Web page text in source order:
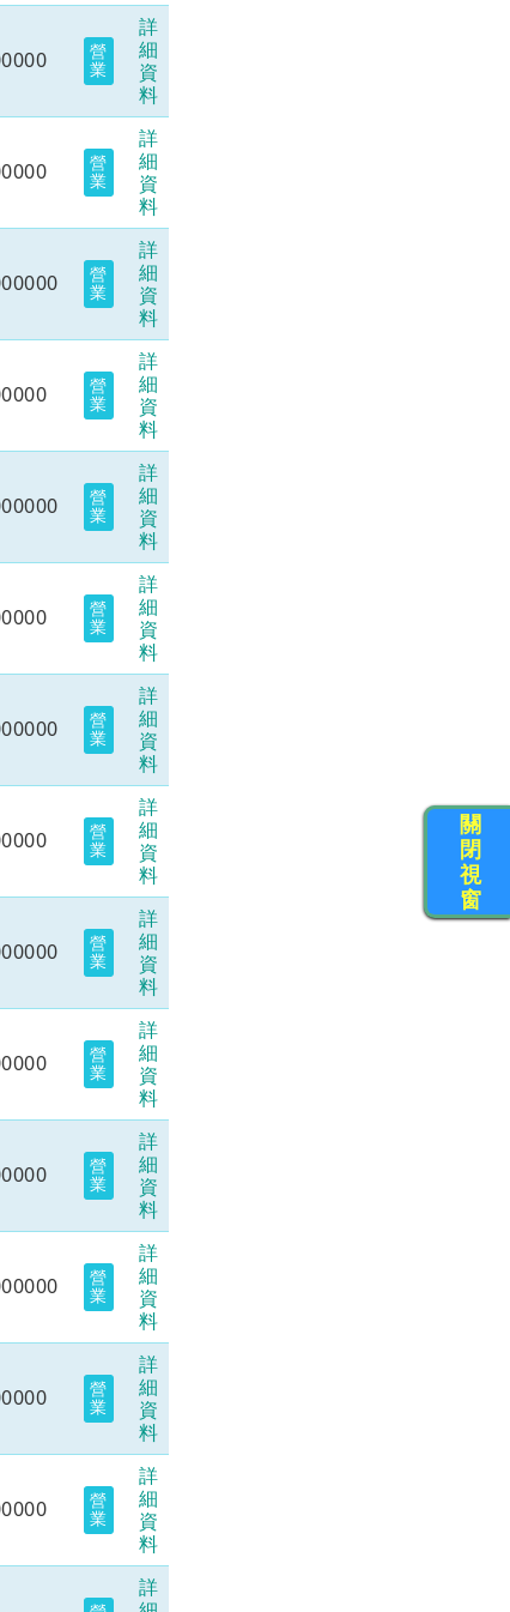
營
業
詳
細
資
料
營
業
詳
細
資
料
營
業
詳
細
資
料
營
業
詳
細
資
料
營
業
詳
細
資
料
營
業
詳
細
資
料
營
業
詳
細
資
料
營
業
詳
細
資
料
營
業
詳
細
資
料
營
業
詳
細
資
料
營
業
詳
細
資
料
營
業
詳
細
資
料
營
業
詳
細
資
料
營
業
詳
細
資
料
詳
關
閉
視
窗